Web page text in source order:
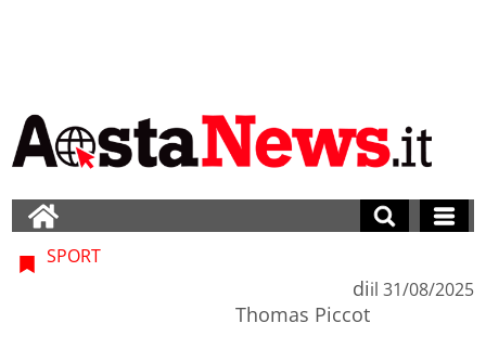
SPORT
di
Thomas Piccot
il 31/08/2025